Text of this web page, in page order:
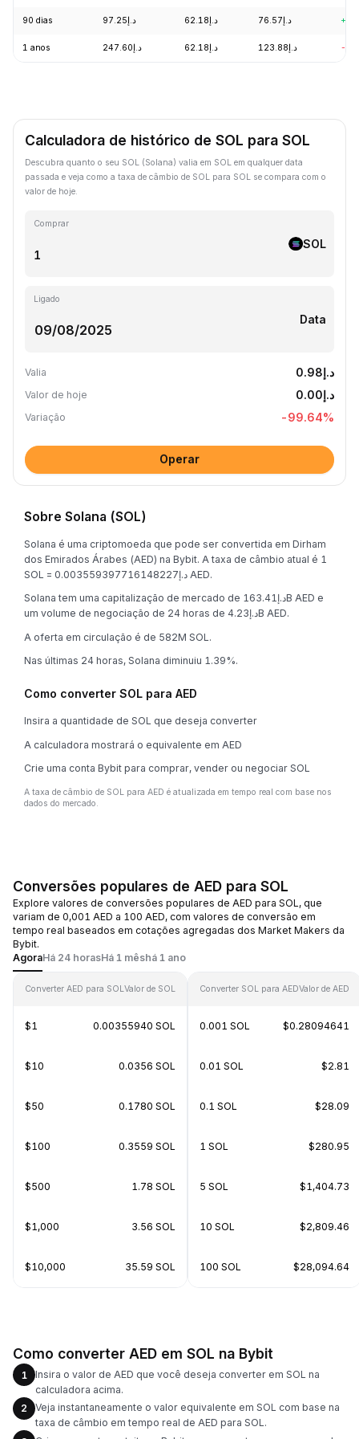
90 dias د.إ97.25 د.إ62.18 د.إ76.57
1 anos د.إ247.60 د.إ62.18 د.إ123.88 -
Calculadora de histórico de SOL para SOL
Descubra quanto o seu SOL (Solana) valia em SOL em qualquer data
passada e veja como a taxa de câmbio de SOL para SOL se compara com o
valor de hoje.
Comprar
SOL
Ligado
Data
Valia د.إ0.98
Valor de hoje د.إ0.00
Variação -99.64%
Operar
Sobre Solana (SOL)
Solana é uma criptomoeda que pode ser convertida em Dirham
dos Emirados Árabes (AED) na Bybit. A taxa de câmbio atual é 1
SOL = د.إ0.003559397716148227 AED.
Solana tem uma capitalização de mercado de د.إ163.41B AED e
um volume de negociação de 24 horas de د.إ4.23B AED.
A oferta em circulação é de 582M SOL.
Nas últimas 24 horas, Solana diminuiu 1.39%.
Como converter SOL para AED
Insira a quantidade de SOL que deseja converter
A calculadora mostrará o equivalente em AED
Crie uma conta Bybit para comprar, vender ou negociar SOL
A taxa de câmbio de SOL para AED é atualizada em tempo real com base nos
dados do mercado.
Conversões populares de AED para SOL
Explore valores de conversões populares de AED para SOL, que
variam de 0,001 AED a 100 AED, com valores de conversão em
tempo real baseados em cotações agregadas dos Market Makers da
Bybit.
AgoraHá 24 horasHá 1 mêshá 1 ano
Converter AED para SOLValor de SOL
$1 0.00355940 SOL
$10 0.0356 SOL
$50 0.1780 SOL
$100 0.3559 SOL
$500 1.78 SOL
$1,000 3.56 SOL
$10,000 35.59 SOL
Converter SOL para AEDValor de AED
0.001 SOL $0.28094641
0.01 SOL $2.81
0.1 SOL $28.09
1 SOL $280.95
5 SOL $1,404.73
10 SOL $2,809.46
100 SOL $28,094.64
Como converter AED em SOL na Bybit
1
Insira o valor de AED que você deseja converter em SOL na
calculadora acima.
2
Veja instantaneamente o valor equivalente em SOL com base na
taxa de câmbio em tempo real de AED para SOL.